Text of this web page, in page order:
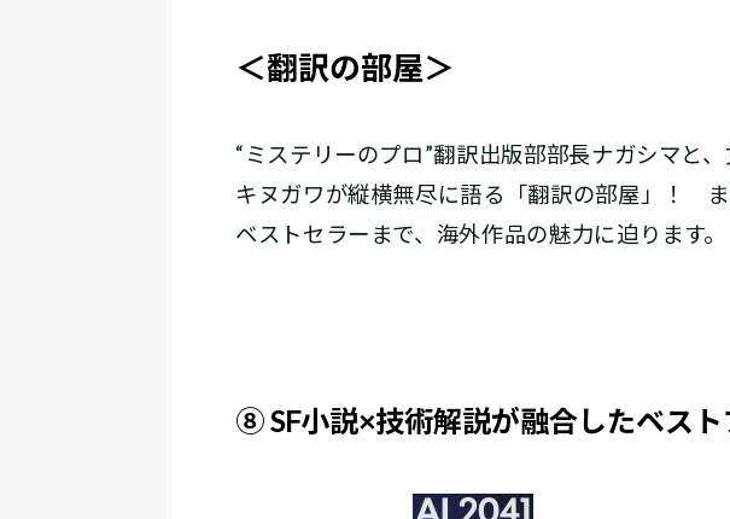
＜翻訳の部屋＞
“ミステリーのプロ”翻訳出版部部長ナガシマと
キヌガワが縦横無尽に語る「翻訳の部屋」！
ベストセラーまで、海外作品の魅力に迫ります。
⑧ SF小説×技術解説が融合したベス